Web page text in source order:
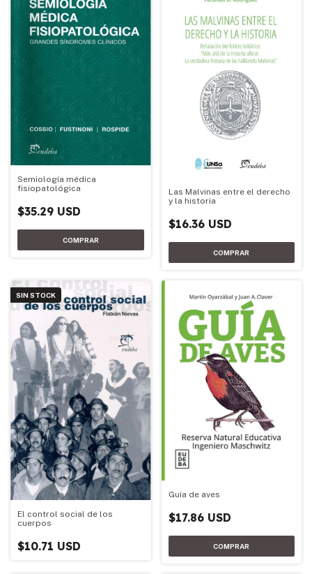
Semiología médica
fisiopatológica
$35.29 USD
Las Malvinas entre el derecho
y la historia
$16.36 USD
SIN STOCK
El control social de los
cuerpos
$10.71 USD
Guía de aves
$17.86 USD